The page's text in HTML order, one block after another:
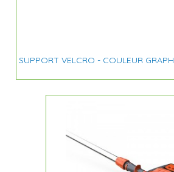
SUPPORT VELCRO - COULEUR